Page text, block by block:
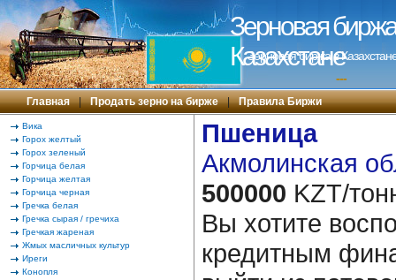
Зерновая
Казахстане
Зерновая биржа в
---
Главная | Продать зерно на бирже | Правила Биржи
Вика
Горох желтый
Горох зеленый
Горчица белая
Горчица желтая
Горчица черная
Гречка белая
Гречка сырая / гречиха
Гречкая жареная
Жмых масличных культур
Иреги
Конопля
Пшеница
Акмолинская
500000 KZT/
Вы хотите
кредитным